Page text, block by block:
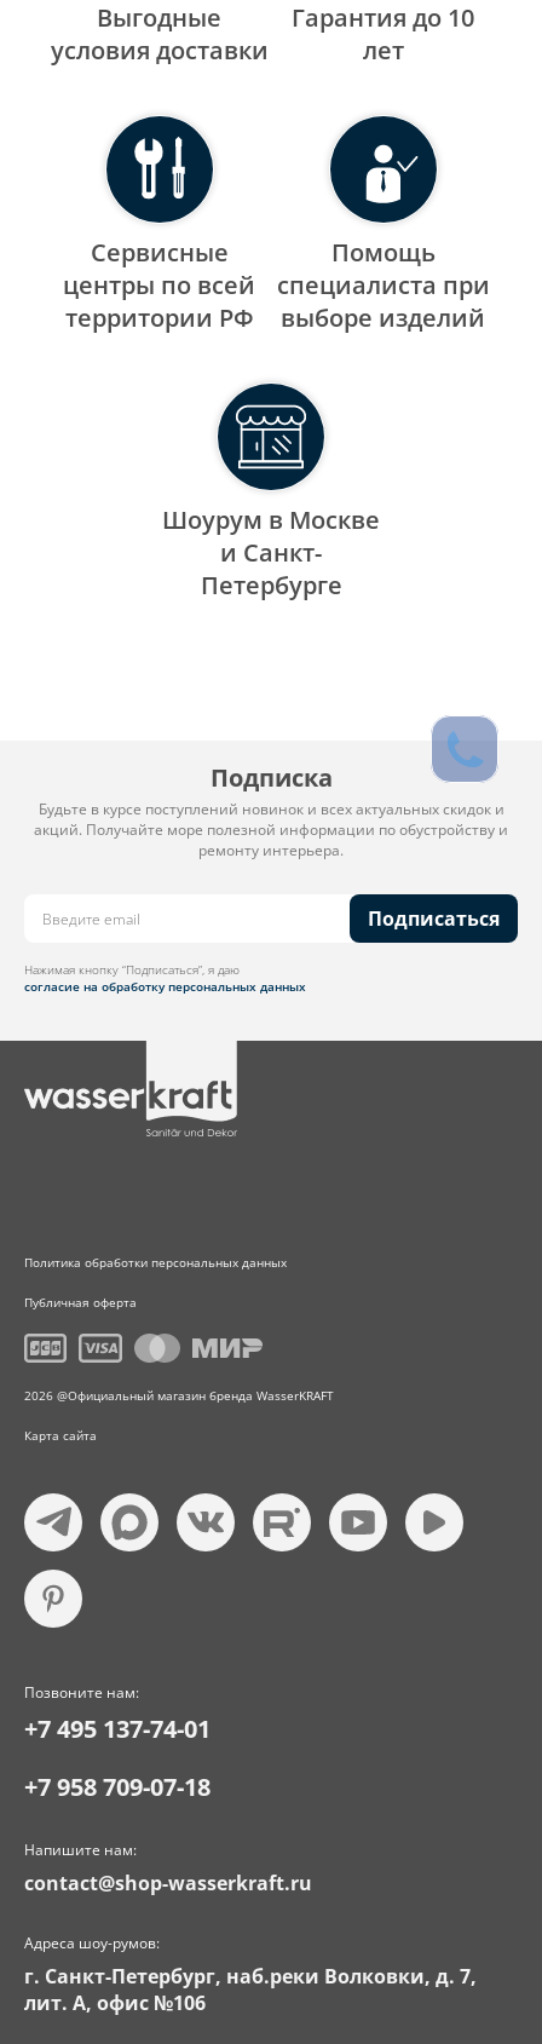
Выгодные
уcловия доставки
Гарантия до 10
лет
Сервисные
центры по всей
территории РФ
Помощь
специалиста при
выборе изделий
Шоурум в Москве
и Санкт-
Петербурге
Подписка
Будьте в курсе поступлений новинок и всех актуальных скидок и
акций. Получайте море полезной информации по обустройству и
ремонту интерьера.
Подписаться
Нажимая кнопку “Подписаться”, я даю
согласие на обработку персональных данных
Политика обработки персональных данных
Публичная оферта
2026 @Официальный магазин бренда WasserKRAFT
Карта сайта
Позвоните нам:
+7 495 137-74-01
+7 958 709-07-18
Напишите нам:
contact@shop-wasserkraft.ru
Адреса шоу-румов:
г. Санкт-Петербург, наб.реки Волковки, д. 7,
лит. А, офис №106